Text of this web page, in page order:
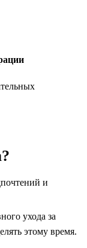
и
ухода за
этому время.